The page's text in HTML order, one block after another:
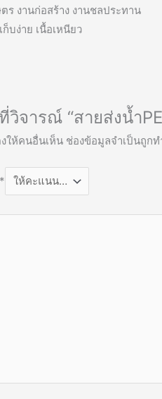
ร งานก่อสร้าง งานชลประทาน
บง่าย เนื้อเหนียว
วิจารณ์ “สายส่งน้ำ
ให้คนอื่นเห็น ช่องข้อมูลจำเป็นถูก
*